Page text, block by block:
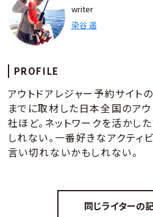
writer
染谷 遥
PROFILE
アウトドアレジャー予約サイト
までに取材した日本全国のア
社ほど。ネットワークを活かし
しれない。一番好きなアクティ
言い切れないかもしれない。
同じライターの